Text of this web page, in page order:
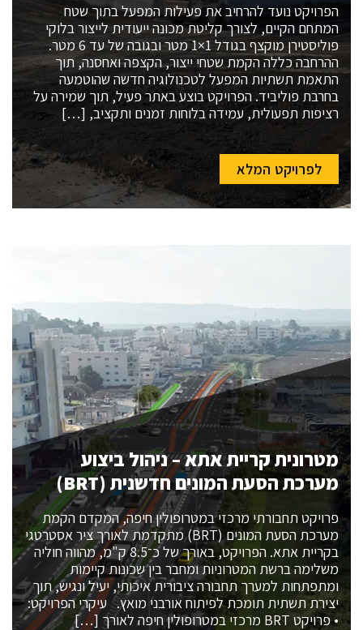
הפרויקט נועד להרחיב את פעילות המפעל בתוך שטח
המתחם הקיים, לצורך קליטת מכונה ייעודית לייצור בלוקי
פוליסטירן מוקצף בגודל 1×1 מטר ובגובה של עד 6 מטר.
ההרחבה כללה הקמת שטחי ייצור, הקצפה ואחסנה, תוך
התאמת תשתיות המפעל לטכנולוגיה חדשה שהוטמעה
בחרבת פוליביד. הפרויקט בוצע באתר פעיל, תוך שמירה על
רציפות תפעולית, עמידה בלוחות זמנים ותקציב, […]
לפרויקט המלא
מטרונית קריית אתא – ניהול ביצוע
מערכת הסעת המונים חדשנית (BRT)
פרויקט תחבורתי מרכזי במטרופולין חיפה, המקדם הקמת
מערכת הסעת המונים (BRT) מתקדמת לאורך ציר אסטרטגי
בקריית אתא. הפרויקט, באורך של כ־8.5 ק"מ, מהווה חוליה
משלימה ברשת המטרוניות ומחבר בין שכונות קיימות
ומתפתחות למערך תחבורה ציבורית איכותי, יעיל ונגיש, תוך
יצירת תשתית תומכת לפיתוח אורבני מואץ. עיקרי הפרויקט:
• פרויקט BRT מרכזי במטרופולין חיפה לאורך […]